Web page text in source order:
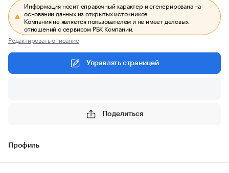
Информация носит справочный характер и сгенерирована на
основании данных из открытых источников.
Компания не является пользователем и не имеет деловых
отношений с сервисом РБК Компании.
Редактировать описание
Управлять страницей
Поделиться
Профиль